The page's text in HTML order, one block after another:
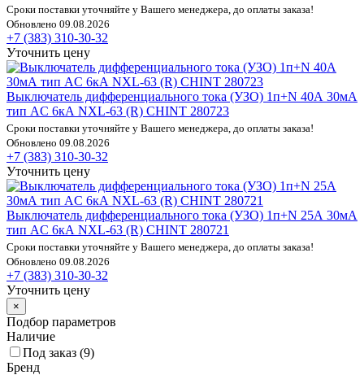
Сроки поставки уточняйте у Вашего менеджера, до оплаты заказа!
Обновлено 09.08.2026
+7 (383) 310-30-32
Уточнить цену
Выключатель дифференциального тока (УЗО) 1п+N 40А 30мА
тип AC 6кА NXL-63 (R) CHINT 280723
Сроки поставки уточняйте у Вашего менеджера, до оплаты заказа!
Обновлено 09.08.2026
+7 (383) 310-30-32
Уточнить цену
Выключатель дифференциального тока (УЗО) 1п+N 25А 30мА
тип AC 6кА NXL-63 (R) CHINT 280721
Сроки поставки уточняйте у Вашего менеджера, до оплаты заказа!
Обновлено 09.08.2026
+7 (383) 310-30-32
Уточнить цену
×
Подбор параметров
Наличие
Под заказ (9)
Бренд